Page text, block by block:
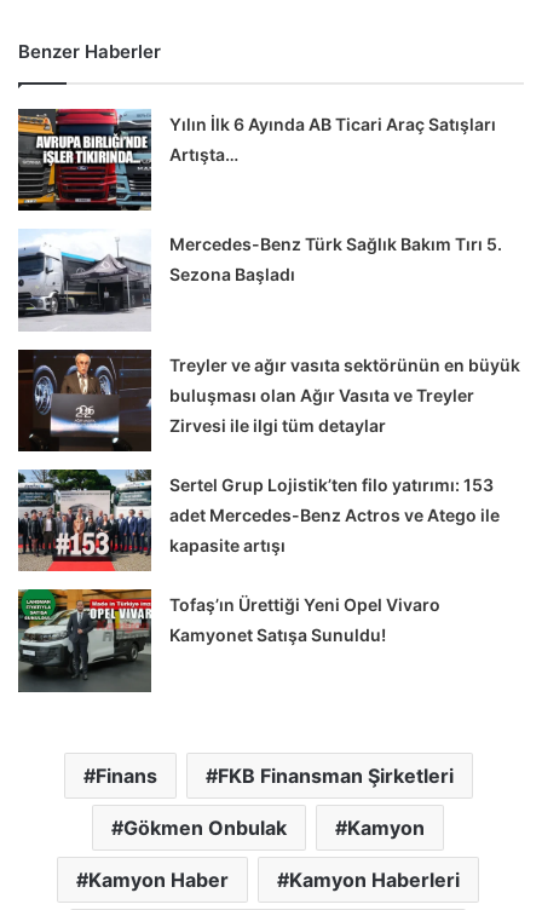
Benzer Haberler
Yılın İlk 6 Ayında AB Ticari Araç Satışları
Artışta…
Mercedes-Benz Türk Sağlık Bakım Tırı 5.
Sezona Başladı
Treyler ve ağır vasıta sektörünün en büyük
buluşması olan Ağır Vasıta ve Treyler
Zirvesi ile ilgi tüm detaylar
Sertel Grup Lojistik’ten filo yatırımı: 153
adet Mercedes-Benz Actros ve Atego ile
kapasite artışı
Tofaş’ın Ürettiği Yeni Opel Vivaro
Kamyonet Satışa Sunuldu!
Finans FKB Finansman Şirketleri
Gökmen Onbulak Kamyon
Kamyon Haber Kamyon Haberleri